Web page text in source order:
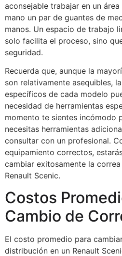
aconsejable trabajar en un
mano un par de guantes de
manos. Un espacio de trabajo
solo facilita el proceso, sino
seguridad.
Recuerda que, aunque la
son relativamente asequibles,
específicos de cada modelo
necesidad de herramientas
momento te sientes incómodo
necesitas herramientas
consultar con un profesional.
equipamiento correctos,
cambiar exitosamente la
Renault Scenic.
Costos
Cambio de
El costo promedio para
distribución en un Renault